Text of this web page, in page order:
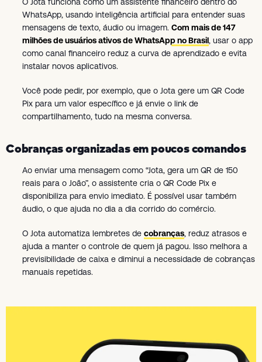
WhatsApp, usando inteligência artificial para entender suas
mensagens de texto, áudio ou imagem. Com mais de 147
milhões de usuários ativos de WhatsApp no Brasil, usar o app
como canal financeiro reduz a curva de aprendizado e evita
instalar novos aplicativos.
Você pode pedir, por exemplo, que o Jota gere um QR Code
Pix para um valor específico e já envie o link de
compartilhamento, tudo na mesma conversa.
Cobranças organizadas em poucos comandos
Ao enviar uma mensagem como “Jota, gera um QR de 150
reais para o João”, o assistente cria o QR Code Pix e
disponibiliza para envio imediato. É possível usar também
áudio, o que ajuda no dia a dia corrido do comércio.
O Jota automatiza lembretes de cobranças, reduz atrasos e
ajuda a manter o controle de quem já pagou. Isso melhora a
previsibilidade de caixa e diminui a necessidade de cobranças
manuais repetidas.